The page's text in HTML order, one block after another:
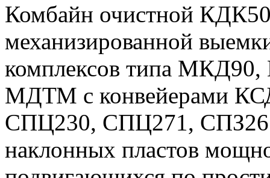
Комбайн очистной
механизированной
комплексов типа
МДТМ с конвейерами
СПЦ230, СПЦ271, СПЗ26
наклонных пластов